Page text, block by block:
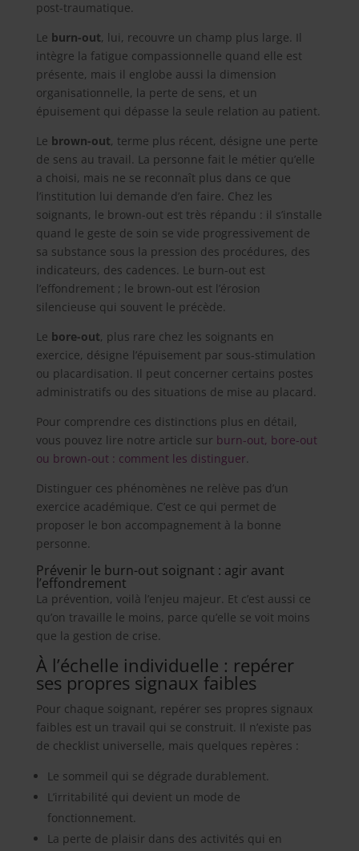
post-traumatique.
Le burn-out, lui, recouvre un champ plus large. Il
intègre la fatigue compassionnelle quand elle est
présente, mais il englobe aussi la dimension
organisationnelle, la perte de sens, et un
épuisement qui dépasse la seule relation au patient.
Le brown-out, terme plus récent, désigne une perte
de sens au travail. La personne fait le métier qu’elle
a choisi, mais ne se reconnaît plus dans ce que
l’institution lui demande d’en faire. Chez les
soignants, le brown-out est très répandu : il s’installe
quand le geste de soin se vide progressivement de
sa substance sous la pression des procédures, des
indicateurs, des cadences. Le burn-out est
l’effondrement ; le brown-out est l’érosion
silencieuse qui souvent le précède.
Le bore-out, plus rare chez les soignants en
exercice, désigne l’épuisement par sous-stimulation
ou placardisation. Il peut concerner certains postes
administratifs ou des situations de mise au placard.
Pour comprendre ces distinctions plus en détail,
vous pouvez lire notre article sur burn-out, bore-out
ou brown-out : comment les distinguer.
Distinguer ces phénomènes ne relève pas d’un
exercice académique. C’est ce qui permet de
proposer le bon accompagnement à la bonne
personne.
Prévenir le burn-out soignant : agir avant
l’effondrement
La prévention, voilà l’enjeu majeur. Et c’est aussi ce
qu’on travaille le moins, parce qu’elle se voit moins
que la gestion de crise.
À l’échelle individuelle : repérer
ses propres signaux faibles
Pour chaque soignant, repérer ses propres signaux
faibles est un travail qui se construit. Il n’existe pas
de checklist universelle, mais quelques repères :
Le sommeil qui se dégrade durablement.
L’irritabilité qui devient un mode de
fonctionnement.
La perte de plaisir dans des activités qui en